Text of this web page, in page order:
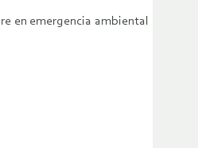
en emergencia ambiental